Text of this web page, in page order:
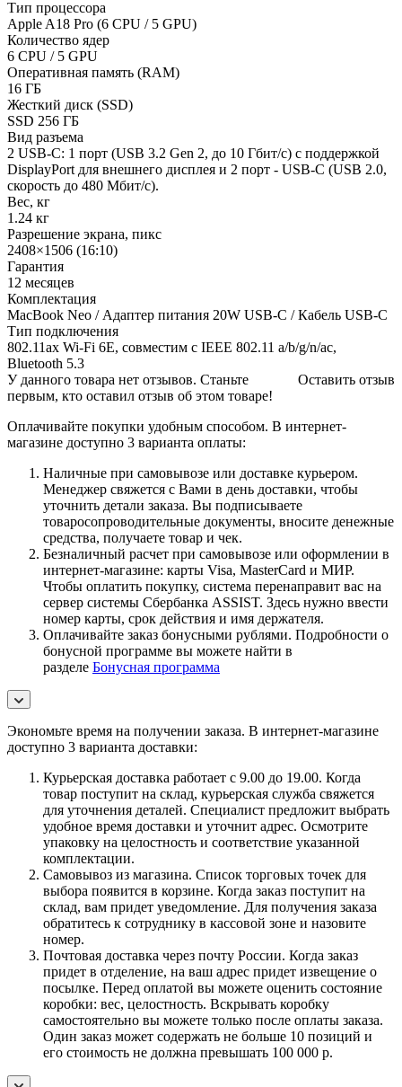
Тип процессора
Apple A18 Pro (6 CPU / 5 GPU)
Количество ядер
6 CPU / 5 GPU
Оперативная память (RAM)
16 ГБ
Жесткий диск (SSD)
SSD 256 ГБ
Вид разъема
2 USB-C: 1 порт (USB 3.2 Gen 2, до 10 Гбит/с) с поддержкой
DisplayPort для внешнего дисплея и 2 порт - USB-C (USB 2.0,
скорость до 480 Мбит/с).
Вес, кг
1.24 кг
Разрешение экрана, пикс
2408×1506 (16:10)
Гарантия
12 месяцев
Комплектация
MacBook Neo / Адаптер питания 20W USB‑C / Кабель USB-C
Тип подключения
802.11ax Wi-Fi 6E, совместим с IEEE 802.11 a/b/g/n/ac,
Bluetooth 5.3
Оставить отзыв
У данного товара нет отзывов. Станьте
первым, кто оставил отзыв об этом товаре!
Оплачивайте покупки удобным способом. В интернет-
магазине доступно 3 варианта оплаты:
Наличные при самовывозе или доставке курьером.
Менеджер свяжется с Вами в день доставки, чтобы
уточнить детали заказа. Вы подписываете
товаросопроводительные документы, вносите денежные
средства, получаете товар и чек.
Безналичный расчет при самовывозе или оформлении в
интернет-магазине: карты Visa, MasterCard и МИР.
Чтобы оплатить покупку, система перенаправит вас на
сервер системы Сбербанка ASSIST. Здесь нужно ввести
номер карты, срок действия и имя держателя.
Оплачивайте заказ бонусными рублями. Подробности о
бонусной программе вы можете найти в
разделе Бонусная программа
Экономьте время на получении заказа. В интернет-магазине
доступно 3 варианта доставки:
Курьерская доставка работает с 9.00 до 19.00. Когда
товар поступит на склад, курьерская служба свяжется
для уточнения деталей. Специалист предложит выбрать
удобное время доставки и уточнит адрес. Осмотрите
упаковку на целостность и соответствие указанной
комплектации.
Самовывоз из магазина. Список торговых точек для
выбора появится в корзине. Когда заказ поступит на
склад, вам придет уведомление. Для получения заказа
обратитесь к сотруднику в кассовой зоне и назовите
номер.
Почтовая доставка через почту России. Когда заказ
придет в отделение, на ваш адрес придет извещение о
посылке. Перед оплатой вы можете оценить состояние
коробки: вес, целостность. Вскрывать коробку
самостоятельно вы можете только после оплаты заказа.
Один заказ может содержать не больше 10 позиций и
его стоимость не должна превышать 100 000 р.